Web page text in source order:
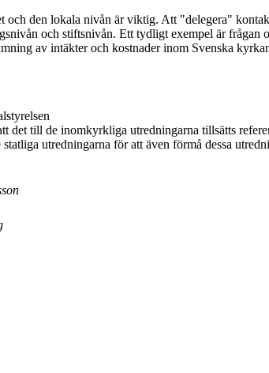
och den lokala nivån är viktig. Att "delegera"
och stiftsnivån. Ett tydligt exempel är
av intäkter och kostnader inom Svenska
det till de inomkyrkliga utredningarna tillsätts
utredningarna för att även förmå dessa